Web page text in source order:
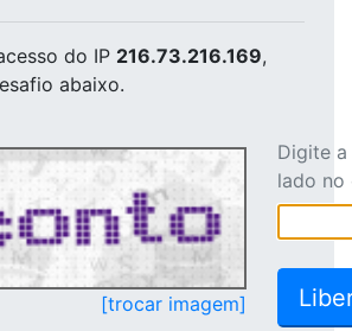
do IP 216.73.216.169,
abaixo.
[trocar imagem]
Digite
lado no